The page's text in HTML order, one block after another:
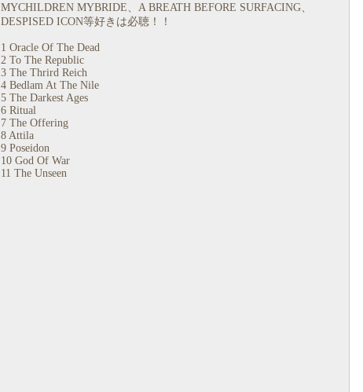
MYCHILDREN MYBRIDE、A BREATH BEFORE SURFACING、
DESPISED ICON等好きは必聴！！
1 Oracle Of The Dead
2 To The Republic
3 The Thrird Reich
4 Bedlam At The Nile
5 The Darkest Ages
6 Ritual
7 The Offering
8 Attila
9 Poseidon
10 God Of War
11 The Unseen